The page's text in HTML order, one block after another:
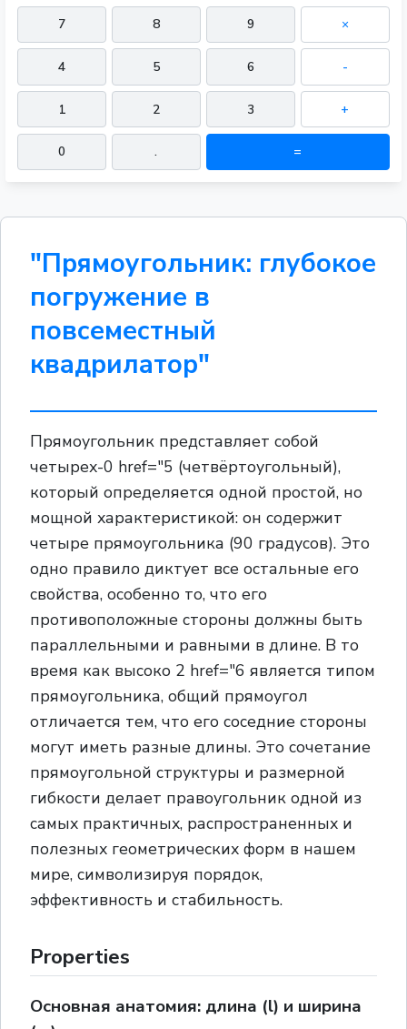
7 8 9 ×
4 5 6 -
1 2 3 +
0 . =
"Прямоугольник: глубокое
погружение в
повсеместный
квадрилатор"
Прямоугольник представляет собой
четырех-0 href="5 (четвёртоугольный),
который определяется одной простой, но
мощной характеристикой: он содержит
четыре прямоугольника (90 градусов). Это
одно правило диктует все остальные его
свойства, особенно то, что его
противоположные стороны должны быть
параллельными и равными в длине. В то
время как высоко 2 href="6 является типом
прямоугольника, общий прямоугол
отличается тем, что его соседние стороны
могут иметь разные длины. Это сочетание
прямоугольной структуры и размерной
гибкости делает правоугольник одной из
самых практичных, распространенных и
полезных геометрических форм в нашем
мире, символизируя порядок,
эффективность и стабильность.
Properties
Основная анатомия: длина (l) и ширина